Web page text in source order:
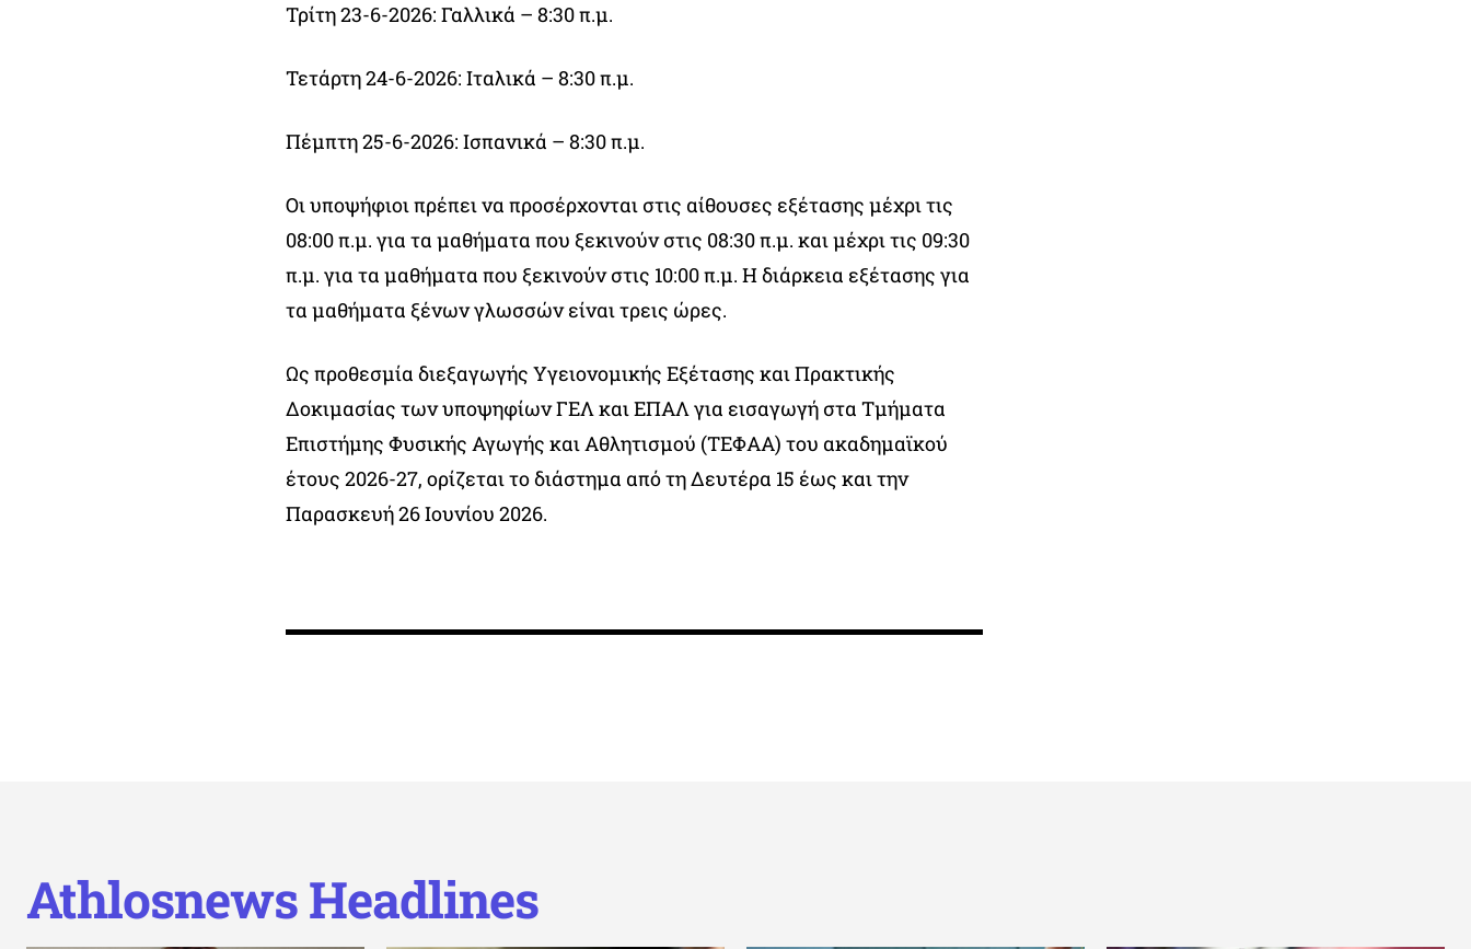
Τρίτη 23-6-2026: Γαλλικά – 8:30 π.μ.
Τετάρτη 24-6-2026: Ιταλικά – 8:30 π.μ.
Πέμπτη 25-6-2026: Ισπανικά – 8:30 π.μ.
Οι υποψήφιοι πρέπει να προσέρχονται στις αίθουσες εξέτασης μέχρι τις
08:00 π.μ. για τα μαθήματα που ξεκινούν στις 08:30 π.μ. και μέχρι τις 09:30
π.μ. για τα μαθήματα που ξεκινούν στις 10:00 π.μ. Η διάρκεια εξέτασης για
τα μαθήματα ξένων γλωσσών είναι τρεις ώρες.
Ως προθεσμία διεξαγωγής Υγειονομικής Εξέτασης και Πρακτικής
Δοκιμασίας των υποψηφίων ΓΕΛ και ΕΠΑΛ για εισαγωγή στα Τμήματα
Επιστήμης Φυσικής Αγωγής και Αθλητισμού (ΤΕΦΑΑ) του ακαδημαϊκού
έτους 2026-27, ορίζεται το διάστημα από τη Δευτέρα 15 έως και την
Παρασκευή 26 Ιουνίου 2026.
Athlosnews Headlines